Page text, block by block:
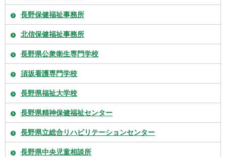
長野保健福祉事務所
北信保健福祉事務所
長野県公衆衛生専門学校
須坂看護専門学校
長野県福祉大学校
長野県精神保健福祉センター
長野県立総合リハビリテーションセンター
長野県中央児童相談所